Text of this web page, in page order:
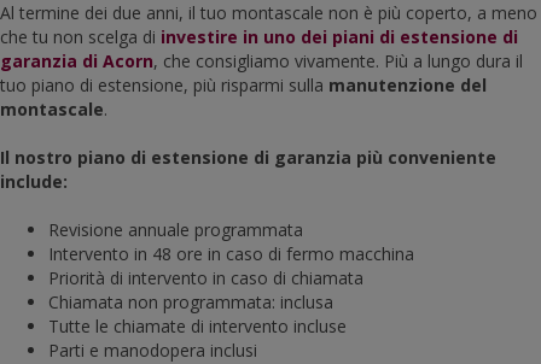
Al termine dei due anni, il tuo montascale non è più coperto, a meno
che tu non scelga di investire in uno dei piani di estensione di
garanzia di Acorn, che consigliamo vivamente. Più a lungo dura il
tuo piano di estensione, più risparmi sulla manutenzione del
montascale.
Il nostro piano di estensione di garanzia più conveniente
include:
Revisione annuale programmata
Intervento in 48 ore in caso di fermo macchina
Priorità di intervento in caso di chiamata
Chiamata non programmata: inclusa
Tutte le chiamate di intervento incluse
Parti e manodopera inclusi